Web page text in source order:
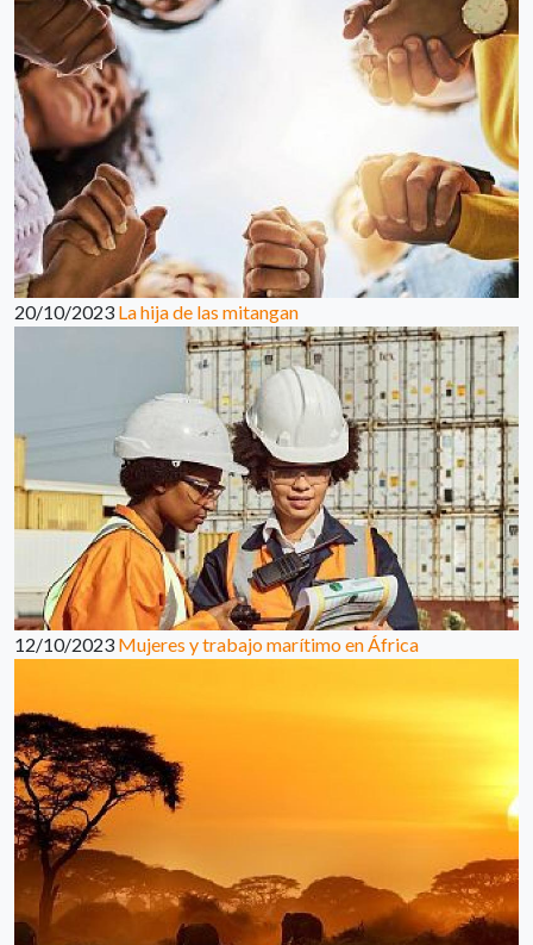
20/10/2023 La hija de las mitangan
12/10/2023 Mujeres y trabajo marítimo en África